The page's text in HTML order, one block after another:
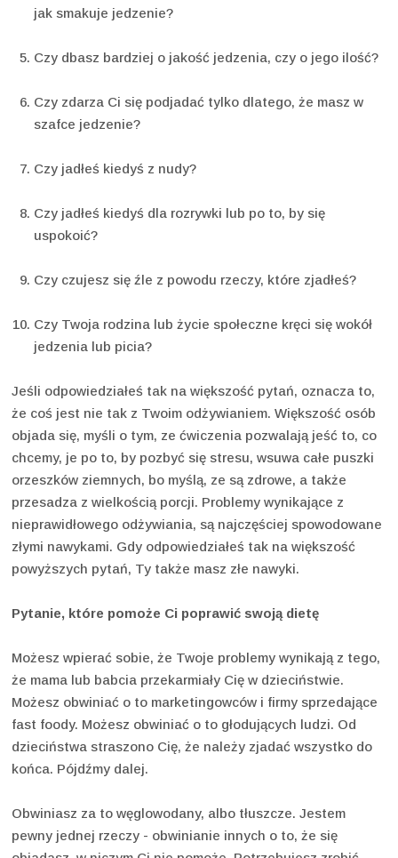
jak smakuje jedzenie?
Czy dbasz bardziej o jakość jedzenia, czy o jego ilość?
Czy zdarza Ci się podjadać tylko dlatego, że masz w
szafce jedzenie?
Czy jadłeś kiedyś z nudy?
Czy jadłeś kiedyś dla rozrywki lub po to, by się
uspokoić?
Czy czujesz się źle z powodu rzeczy, które zjadłeś?
Czy Twoja rodzina lub życie społeczne kręci się wokół
jedzenia lub picia?
Jeśli odpowiedziałeś tak na większość pytań, oznacza to,
że coś jest nie tak z Twoim odżywianiem. Większość osób
objada się, myśli o tym, ze ćwiczenia pozwalają jeść to, co
chcemy, je po to, by pozbyć się stresu, wsuwa całe puszki
orzeszków ziemnych, bo myślą, ze są zdrowe, a także
przesadza z wielkością porcji. Problemy wynikające z
nieprawidłowego odżywiania, są najczęściej spowodowane
złymi nawykami. Gdy odpowiedziałeś tak na większość
powyższych pytań, Ty także masz złe nawyki.
Pytanie, które pomoże Ci poprawić swoją dietę
Możesz wpierać sobie, że Twoje problemy wynikają z tego,
że mama lub babcia przekarmiały Cię w dzieciństwie.
Możesz obwiniać o to marketingowców i firmy sprzedające
fast foody. Możesz obwiniać o to głodujących ludzi. Od
dzieciństwa straszono Cię, że należy zjadać wszystko do
końca. Pójdźmy dalej.
Obwiniasz za to węglowodany, albo tłuszcze. Jestem
pewny jednej rzeczy - obwinianie innych o to, że się